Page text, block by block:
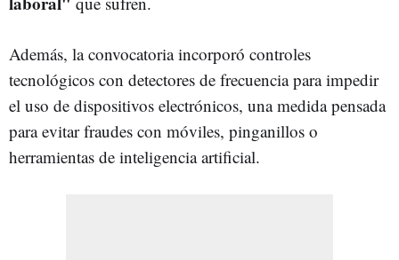
Además, la convocatoria incorporó controles
tecnológicos con detectores de frecuencia para impedir
el uso de dispositivos electrónicos, una medida pensada
para evitar fraudes con móviles, pinganillos o
herramientas de inteligencia artificial.